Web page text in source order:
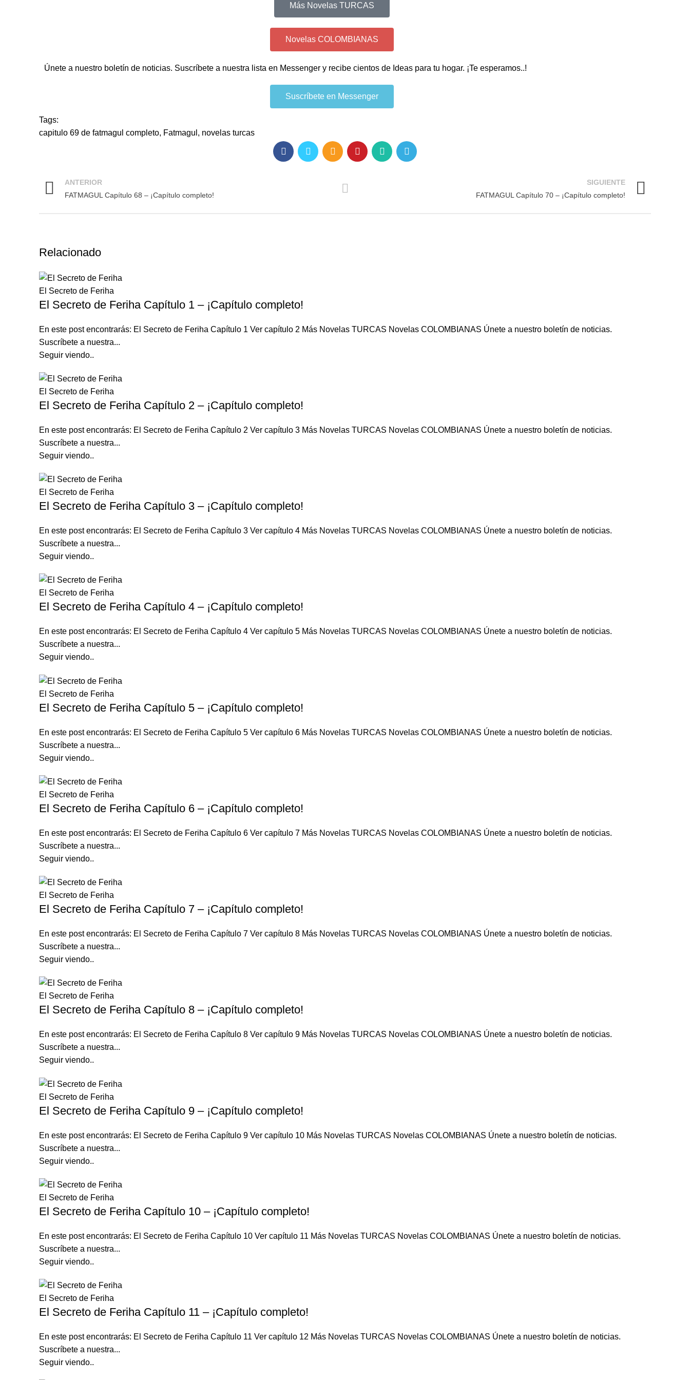
Más Novelas TURCAS
Novelas COLOMBIANAS
Únete a nuestro boletín de noticias. Suscríbete a nuestra lista en Messenger y recibe cientos de Ideas para tu hogar. ¡Te esperamos..!
Suscríbete en Messenger
Tags:
capitulo 69 de fatmagul completo, Fatmagul , novelas turcas
ANTERIOR
FATMAGUL Capítulo 68 – ¡Capítulo completo!
SIGUIENTE
FATMAGUL Capítulo 70 – ¡Capítulo completo!
Relacionado
El Secreto de Feriha
El Secreto de Feriha Capítulo 1 – ¡Capítulo completo!
En este post encontrarás: El Secreto de Feriha Capítulo 1 Ver capítulo 2 Más Novelas TURCAS Novelas COLOMBIANAS Únete a nuestro boletín de noticias.
Suscríbete a nuestra...
Seguir viendo..
El Secreto de Feriha
El Secreto de Feriha Capítulo 2 – ¡Capítulo completo!
En este post encontrarás: El Secreto de Feriha Capítulo 2 Ver capítulo 3 Más Novelas TURCAS Novelas COLOMBIANAS Únete a nuestro boletín de noticias.
Suscríbete a nuestra...
Seguir viendo..
El Secreto de Feriha
El Secreto de Feriha Capítulo 3 – ¡Capítulo completo!
En este post encontrarás: El Secreto de Feriha Capítulo 3 Ver capítulo 4 Más Novelas TURCAS Novelas COLOMBIANAS Únete a nuestro boletín de noticias.
Suscríbete a nuestra...
Seguir viendo..
El Secreto de Feriha
El Secreto de Feriha Capítulo 4 – ¡Capítulo completo!
En este post encontrarás: El Secreto de Feriha Capítulo 4 Ver capítulo 5 Más Novelas TURCAS Novelas COLOMBIANAS Únete a nuestro boletín de noticias.
Suscríbete a nuestra...
Seguir viendo..
El Secreto de Feriha
El Secreto de Feriha Capítulo 5 – ¡Capítulo completo!
En este post encontrarás: El Secreto de Feriha Capítulo 5 Ver capítulo 6 Más Novelas TURCAS Novelas COLOMBIANAS Únete a nuestro boletín de noticias.
Suscríbete a nuestra...
Seguir viendo..
El Secreto de Feriha
El Secreto de Feriha Capítulo 6 – ¡Capítulo completo!
En este post encontrarás: El Secreto de Feriha Capítulo 6 Ver capítulo 7 Más Novelas TURCAS Novelas COLOMBIANAS Únete a nuestro boletín de noticias.
Suscríbete a nuestra...
Seguir viendo..
El Secreto de Feriha
El Secreto de Feriha Capítulo 7 – ¡Capítulo completo!
En este post encontrarás: El Secreto de Feriha Capítulo 7 Ver capítulo 8 Más Novelas TURCAS Novelas COLOMBIANAS Únete a nuestro boletín de noticias.
Suscríbete a nuestra...
Seguir viendo..
El Secreto de Feriha
El Secreto de Feriha Capítulo 8 – ¡Capítulo completo!
En este post encontrarás: El Secreto de Feriha Capítulo 8 Ver capítulo 9 Más Novelas TURCAS Novelas COLOMBIANAS Únete a nuestro boletín de noticias.
Suscríbete a nuestra...
Seguir viendo..
El Secreto de Feriha
El Secreto de Feriha Capítulo 9 – ¡Capítulo completo!
En este post encontrarás: El Secreto de Feriha Capítulo 9 Ver capítulo 10 Más Novelas TURCAS Novelas COLOMBIANAS Únete a nuestro boletín de noticias.
Suscríbete a nuestra...
Seguir viendo..
El Secreto de Feriha
El Secreto de Feriha Capítulo 10 – ¡Capítulo completo!
En este post encontrarás: El Secreto de Feriha Capítulo 10 Ver capítulo 11 Más Novelas TURCAS Novelas COLOMBIANAS Únete a nuestro boletín de noticias.
Suscríbete a nuestra...
Seguir viendo..
El Secreto de Feriha
El Secreto de Feriha Capítulo 11 – ¡Capítulo completo!
En este post encontrarás: El Secreto de Feriha Capítulo 11 Ver capítulo 12 Más Novelas TURCAS Novelas COLOMBIANAS Únete a nuestro boletín de noticias.
Suscríbete a nuestra...
Seguir viendo..